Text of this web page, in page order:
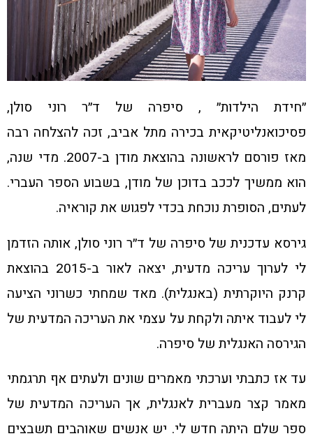
״חידת הילדות״ , סיפרה של ד״ר רוני סולן,
פסיכואנליטיקאית בכירה מתל אביב, זכה להצלחה רבה
מאז פורסם לראשונה בהוצאת מודן ב-2007. מדי שנה,
הוא ממשיך לככב בדוכן של מודן, בשבוע הספר העברי.
לעתים, הסופרת נוכחת בכדי לפגוש את קוראיה.
גירסא עדכנית של סיפרה של ד״ר רוני סולן, אותה הזדמן
לי לערוך עריכה מדעית, יצאה לאור ב-2015 בהוצאת
קרנק היוקרתית (באנגלית). מאד שמחתי כשרוני הציעה
לי לעבוד איתה ולקחת על עצמי את העריכה המדעית של
הגירסה האנגלית של סיפרה.
עד אז כתבתי וערכתי מאמרים שונים ולעתים אף תרגמתי
מאמר קצר מעברית לאנגלית, אך העריכה המדעית של
ספר שלם היתה חדש לי. יש אנשים שאוהבים תשבצים